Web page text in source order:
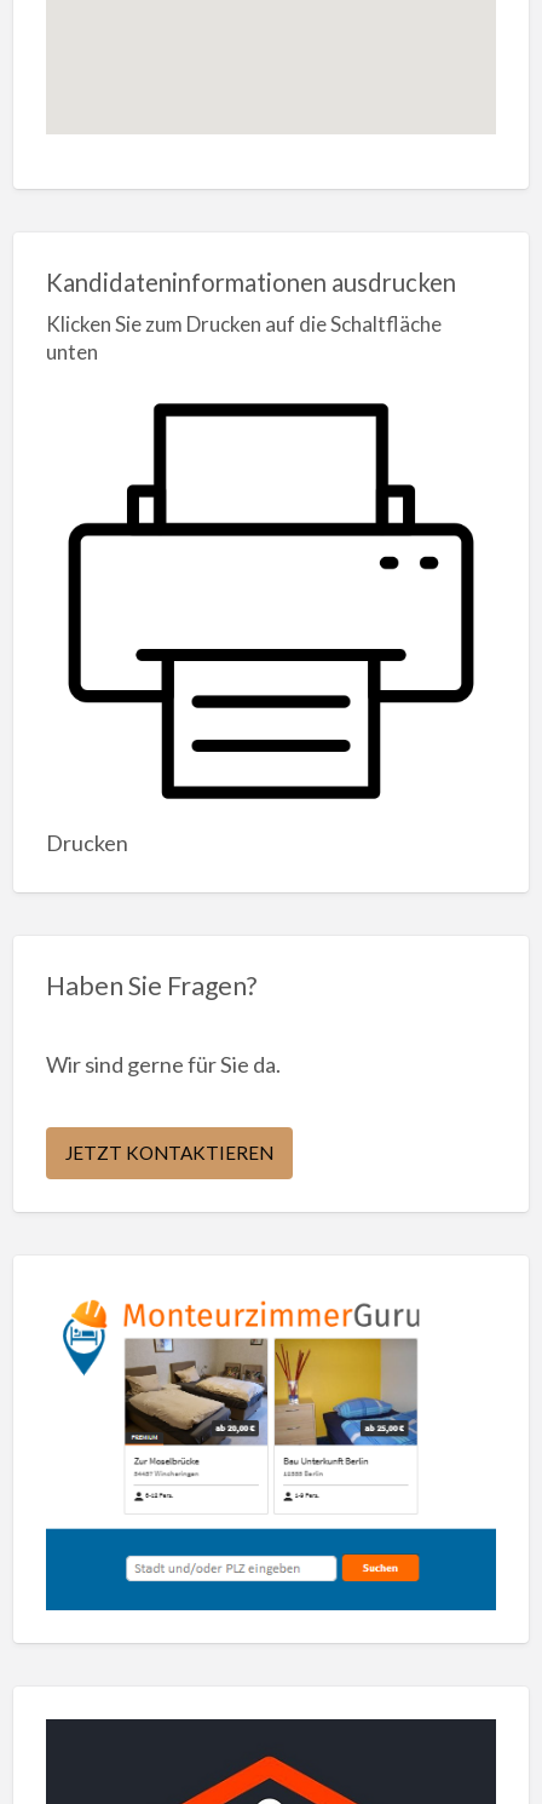
Kandidateninformationen ausdrucken
Klicken Sie zum Drucken auf die Schaltfläche
unten
Drucken
Haben Sie Fragen?
Wir sind gerne für Sie da.
JETZT KONTAKTIEREN